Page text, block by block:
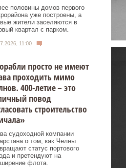
половины домов первого
уже построены, а
жители заселяются в
квартал с парком.
11:00
просто не имеют
проходить мимо
400-летие – это
повод
строительство
судоходной компании
о том, как Челны
статус портового
и претендуют на
флота.